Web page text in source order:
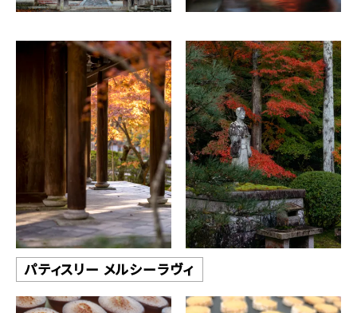
パティスリー メルシーラヴィ